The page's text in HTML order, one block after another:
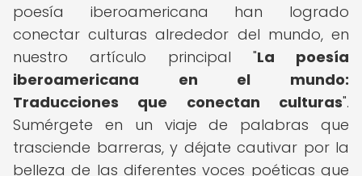
poesía iberoamericana han logrado
conectar culturas alrededor del mundo, en
nuestro artículo principal "La poesía
iberoamericana en el mundo:
Traducciones que conectan culturas".
Sumérgete en un viaje de palabras que
trasciende barreras, y déjate cautivar por la
belleza de las diferentes voces poéticas que